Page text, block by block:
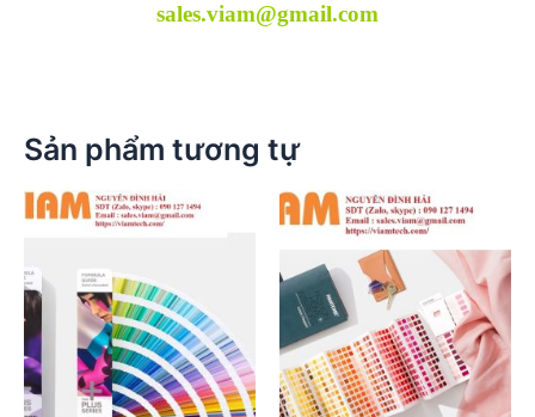
sales.viam@gmail.com
Sản phẩm tương tự